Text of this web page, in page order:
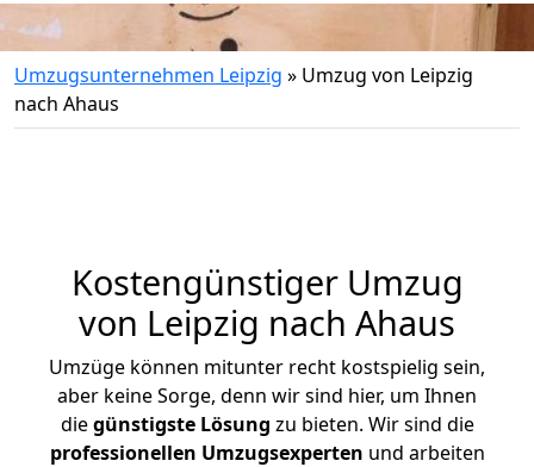
Umzugsunternehmen Leipzig » Umzug von Leipzig
nach Ahaus
Kostengünstiger Umzug
von Leipzig nach Ahaus
Umzüge können mitunter recht kostspielig sein,
aber keine Sorge, denn wir sind hier, um Ihnen
diegünstigste Lösung zu bieten. Wir sind die
professionellen Umzugsexperten und arbeiten